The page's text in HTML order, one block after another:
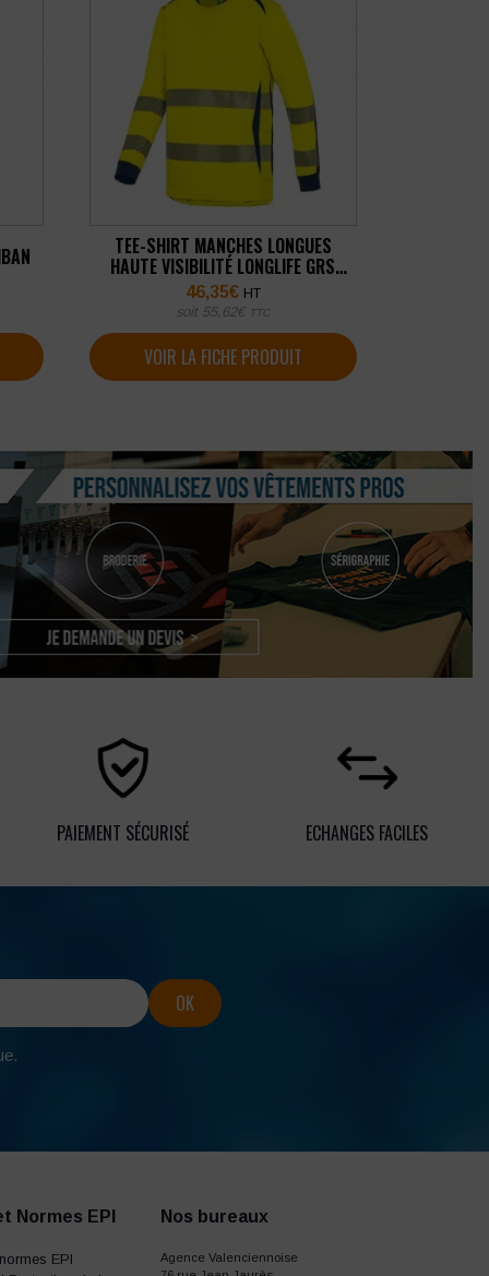
TEE-SHIRT MANCHES LONGUES
HAUTE VISIBILITÉ LONGLIFE GRS
MARTYN
46,35€ HT
soit 55,62€ TTC
VOIR LA FICHE PRODUIT
PAIEMENT SÉCURISÉ ECHANGES FACILES
Normes EPI
EPI
Nos bureaux
Agence Valenciennoise